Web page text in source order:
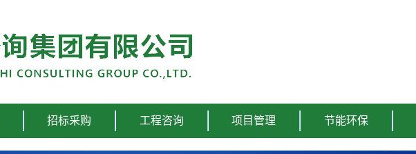
招标采购 工程咨询 项目管理 节能环保